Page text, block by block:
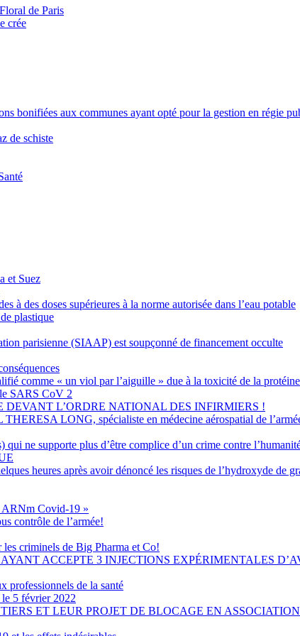
de Paris
crée
bonifiées aux communes ayant opté pour la gestion en régie
de schiste
et Suez
à des doses supérieures à la norme autorisée dans l’eau potable
plastique
parisienne (SIAAP) est soupçonné de financement occulte
comme « un viol par l’aiguille » due à la toxicité de la
SARS CoV 2
L’ORDRE NATIONAL DES INFIRMIERS !
LONG, spécialiste en médecine aérospatial de
ne supporte plus d’être complice d’un crime contre
heures après avoir dénoncé les risques de l’hydroxyde de
ARNm Covid-19 »
contrôle de l’armée!
criminels de Big Pharma et Co!
ACCEPTE 3 INJECTIONS EXPÉRIMENTALES
professionnels de la santé
5 février 2022
ET LEUR PROJET DE BLOCAGE EN